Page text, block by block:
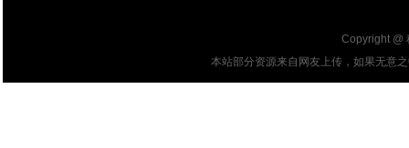
Copyright @
本站部分资源来自网友上传，如果无意